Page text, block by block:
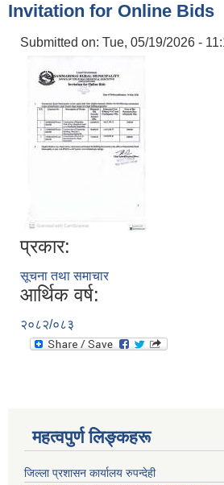
Invitation for Online Bids
Submitted on: Tue, 05/19/2026 -
प्रकार:
सूचना तथा समाचार
आर्थिक वर्ष:
२०८२/०८३
महत्वपुर्ण लिङ्कहरू
जिल्ला प्रशासन कार्यालय रुपन्देही